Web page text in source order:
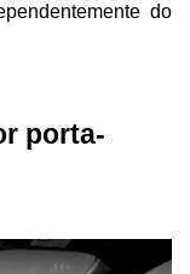
do
porta-